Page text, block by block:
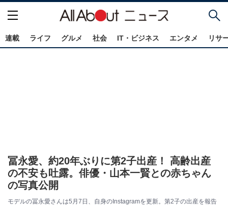
連載 ライフ グルメ 社会 IT・ビジネス エンタメ リサ
冨永愛、約20年ぶりに第2子出産！ 高齢出産
の不安も吐露。俳優・⼭本⼀賢との赤ちゃん
の写真公開
モデルの冨永愛さんは5月7日、自身のInstagramを更新。第2子の出産を報告